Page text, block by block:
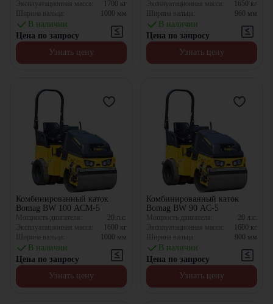
Эксплуатационная масса:
1700 кг
Ширина вальца:
1000 мм
В наличии
Цена по запросу
Узнать цену
Эксплуатационная масса:
1650 кг
Ширина вальца:
960 мм
В наличии
Цена по запросу
Узнать цену
Комбинированный каток
Bomag BW 100 ACM-5
Мощность двигателя: 20 л.с.
Эксплуатационная масса:
1600 кг
Ширина вальца:
1000 мм
В наличии
Цена по запросу
Узнать цену
Комбинированный каток
Bomag BW 90 AC-5
Мощность двигателя: 20 л.с.
Эксплуатационная масса:
1600 кг
Ширина вальца:
900 мм
В наличии
Цена по запросу
Узнать цену